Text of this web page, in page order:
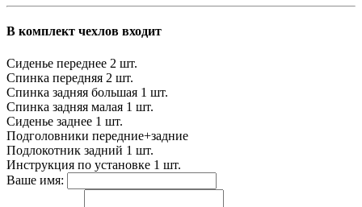
В комплект чехлов входит
Сиденье переднее 2 шт.
Спинка передняя 2 шт.
Спинка задняя большая 1 шт.
Спинка задняя малая 1 шт.
Сиденье заднее 1 шт.
Подголовники передние+задние
Подлокотник задний 1 шт.
Инструкция по установке 1 шт.
Ваше имя: